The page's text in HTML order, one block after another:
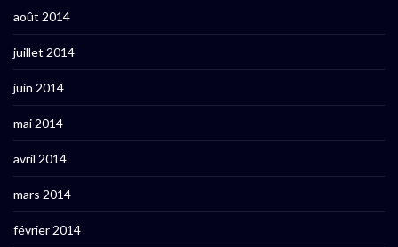
août 2014
juillet 2014
juin 2014
mai 2014
avril 2014
mars 2014
février 2014